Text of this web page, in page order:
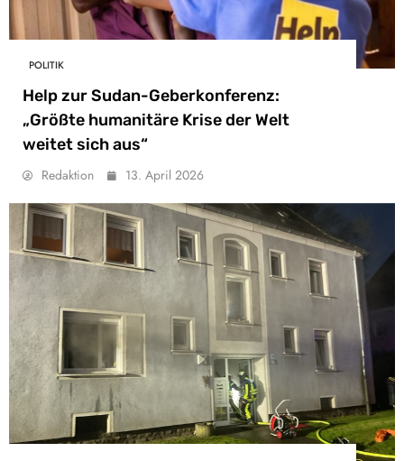
POLITIK
Help zur Sudan-Geberkonferenz:
„Größte humanitäre Krise der Welt
weitet sich aus“
Redaktion 13. April 2026